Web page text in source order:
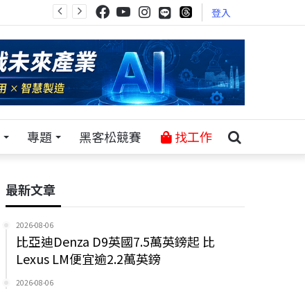
登入
專題 黑客松競賽 找工作
最新文章
2026-08-06
比亞迪Denza D9英國7.5萬英鎊起 比
Lexus LM便宜逾2.2萬英鎊
2026-08-06